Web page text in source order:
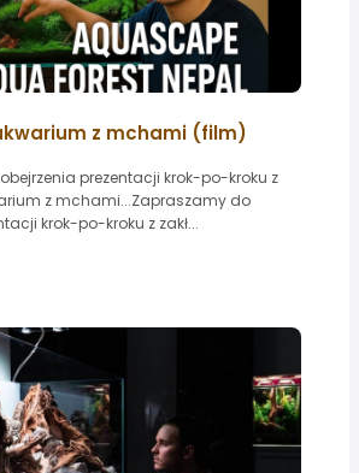
z mchami (film)
prezentacji krok-po-kroku z
z mchami...Zapraszamy do
krok-po-kroku z zakł...